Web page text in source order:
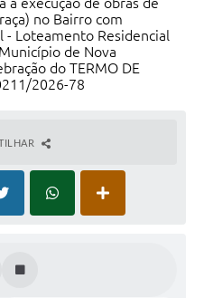
no Bairro com
- Loteamento Residencial
de Nova
do TERMO DE
2026-78